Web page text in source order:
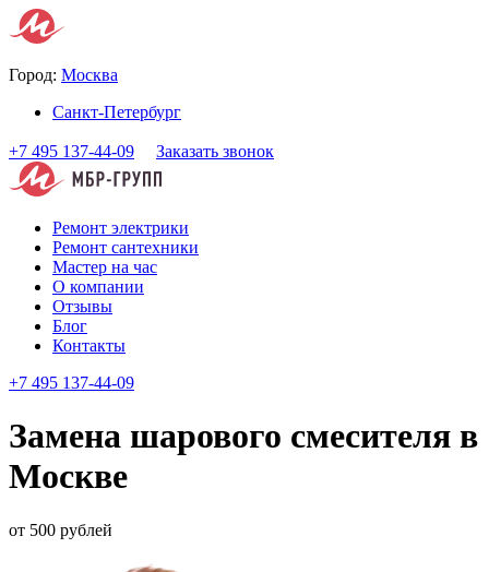
Город: Москва
Санкт-Петербург
+7 495 137-44-09 Заказать звонок
Ремонт электрики
Ремонт сантехники
Мастер на час
О компании
Отзывы
Блог
Контакты
+7 495 137-44-09
Замена шарового смесителя в
Москве
от 500 рублей